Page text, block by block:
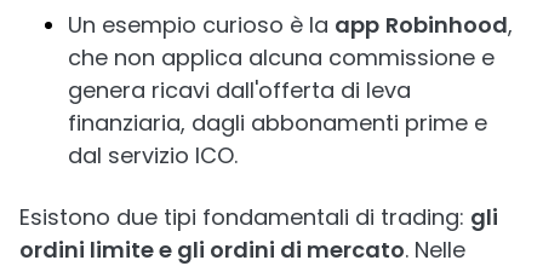
Un esempio curioso è la app Robinhood,
che non applica alcuna commissione e
genera ricavi dall'offerta di leva
finanziaria, dagli abbonamenti prime e
dal servizio ICO.
Esistono due tipi fondamentali di trading: gli
ordini limite e gli ordini di mercato. Nelle